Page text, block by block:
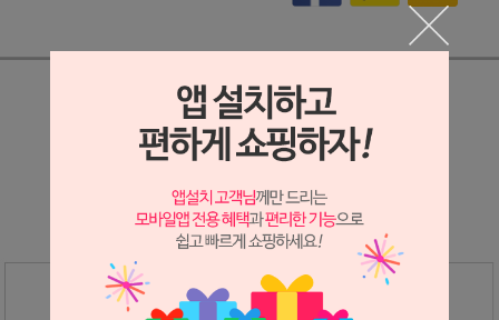
상세정보 새창 열기